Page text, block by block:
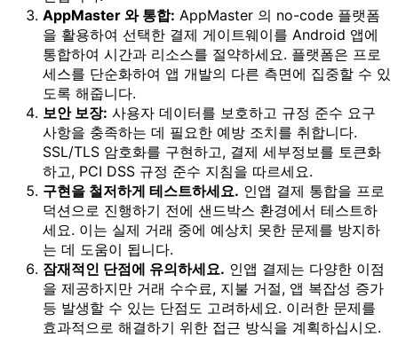
AppMaster 와 통합: AppMaster 의 no-code 플랫폼
을 활용하여 선택한 결제 게이트웨이를 Android 앱에
통합하여 시간과 리소스를 절약하세요. 플랫폼은 프로
세스를 단순화하여 앱 개발의 다른 측면에 집중할 수 있
도록 해줍니다.
보안 보장: 사용자 데이터를 보호하고 규정 준수 요구
사항을 충족하는 데 필요한 예방 조치를 취합니다.
SSL/TLS 암호화를 구현하고, 결제 세부정보를 토큰화
하고, PCI DSS 규정 준수 지침을 따르세요.
구현을 철저하게 테스트하세요. 인앱 결제 통합을 프로
덕션으로 진행하기 전에 샌드박스 환경에서 테스트하
세요. 이는 실제 거래 중에 예상치 못한 문제를 방지하
는 데 도움이 됩니다.
잠재적인 단점에 유의하세요. 인앱 결제는 다양한 이점
을 제공하지만 거래 수수료, 지불 거절, 앱 복잡성 증가
등 발생할 수 있는 단점도 고려하세요. 이러한 문제를
효과적으로 해결하기 위한 접근 방식을 계획하십시오.